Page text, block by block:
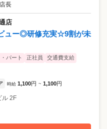
長
店
ュー◎研修充実☆9割が未
パート 正社員
交通費支給
時給 1,100円 ~ 1,100円
ル 2F